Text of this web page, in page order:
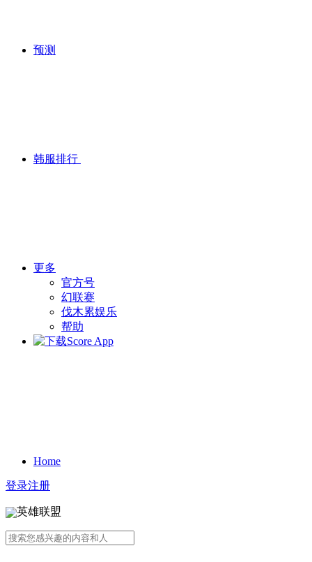
预测
韩服排行
更多
官方号
幻联赛
伐木累娱乐
帮助
Home
登录注册
英雄联盟